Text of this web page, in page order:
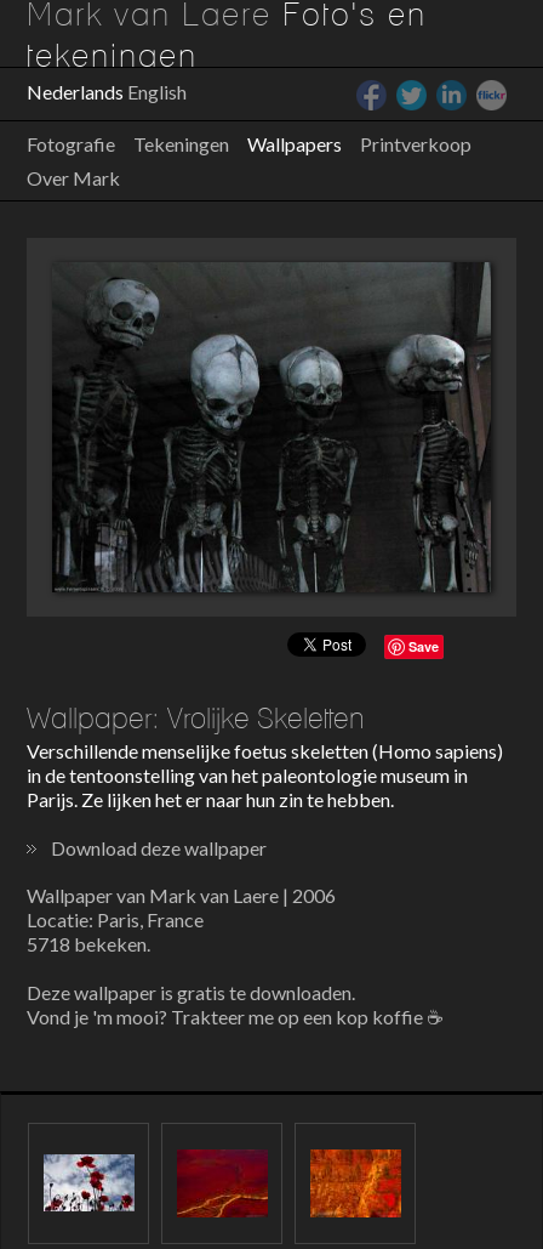
Mark van Laere Foto's en
tekeningen
Nederlands English
Fotografie Tekeningen Wallpapers
Printverkoop
Over Mark
Save
Wallpaper: Vrolijke Skeletten
Verschillende menselijke foetus skeletten (Homo sapiens)
in de tentoonstelling van het paleontologie museum in
Parijs. Ze lijken het er naar hun zin te hebben.
Download deze wallpaper
Wallpaper van Mark van Laere | 2006
Locatie: Paris, France
5718 bekeken.
Deze wallpaper is gratis te downloaden.
Vond je 'm mooi? Trakteer me op een kop koffie ☕